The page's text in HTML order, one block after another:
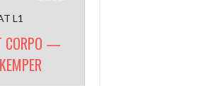
L1
CORPO —